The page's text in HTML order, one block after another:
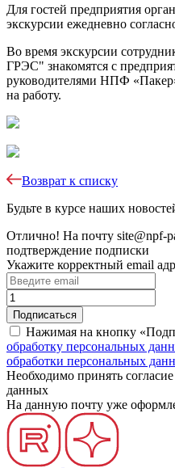
Для гостей предприятия
экскурсии ежедневно
Во время экскурсии
ГРЭС" знакомятся с
руководителями НПФ
на работу.
Возврат к списку
Будьте в курсе наших
Отлично! На почту site@npf-
подтверждение подписки
Укажите корректный email
Нажимая на кнопку
обработку персональных
обработки персональных
Необходимо принять
данных
На данную почту уже